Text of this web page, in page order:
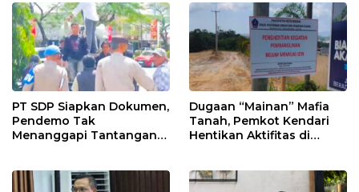
PT SDP Siapkan Dokumen,
Pendemo Tak
Menanggapi Tantangan
Dugaan “Mainan” Mafia
Tanah, Pemkot Kendari
Hentikan Aktifitas di